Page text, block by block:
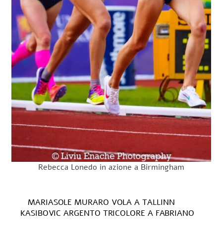
Rebecca Lonedo in azione a Birmingham
MARIASOLE MURARO VOLA A TALLINN
KASIBOVIC ARGENTO TRICOLORE A FABRIANO